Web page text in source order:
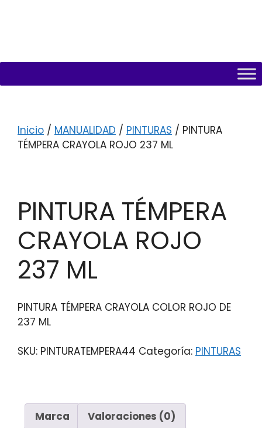
Inicio / MANUALIDAD / PINTURAS / PINTURA
TÉMPERA CRAYOLA ROJO 237 ML
PINTURA TÉMPERA
CRAYOLA ROJO
237 ML
PINTURA TÉMPERA CRAYOLA COLOR ROJO DE
237 ML
SKU: PINTURATEMPERA44 Categoría: PINTURAS
Marca Valoraciones (0)